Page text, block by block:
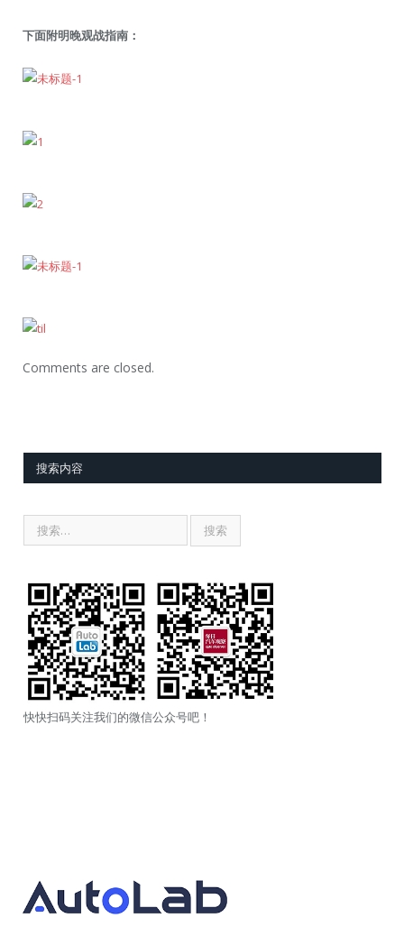
下面附明晚观战指南：
Comments are closed.
搜索内容
快快扫码关注我们的微信公众号吧！